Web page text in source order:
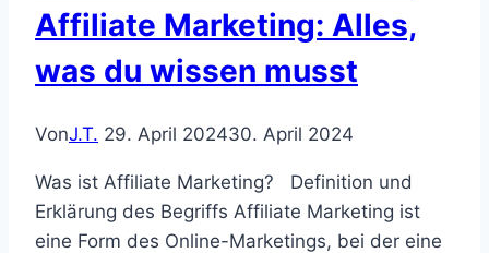
Affiliate Marketing: Alles,
was du wissen musst
VonJ.T. 29. April 202430. April 2024
Was ist Affiliate Marketing? Definition und
Erklärung des Begriffs Affiliate Marketing ist
eine Form des Online-Marketings, bei der eine